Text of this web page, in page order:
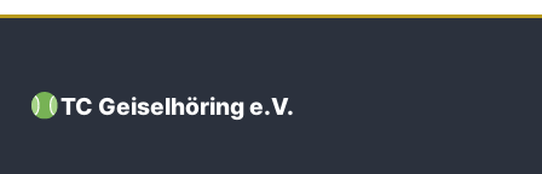
TC Geiselhöring e.V.